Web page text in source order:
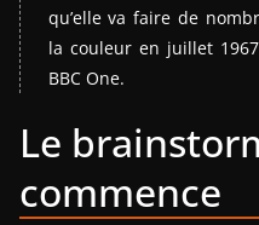
qu’elle va faire de
la couleur en juillet
BBC One.
Le
commence